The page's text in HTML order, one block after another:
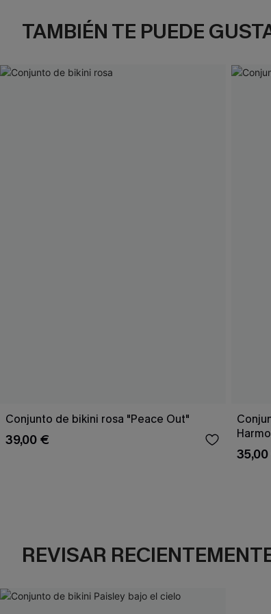
TAMBIÉN TE PUEDE
Conjunto de bikini rosa "Peace Out"
39,00 €
REVISAR